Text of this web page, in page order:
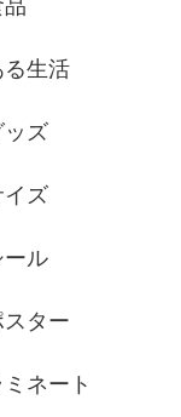
生活
ッズ
イズ
ール
ター
ネート